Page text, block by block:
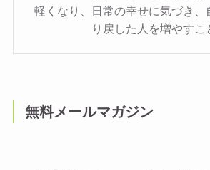
軽くなり、日常の幸せに気づき、
り戻した人を増やすこ
無料メールマガジン